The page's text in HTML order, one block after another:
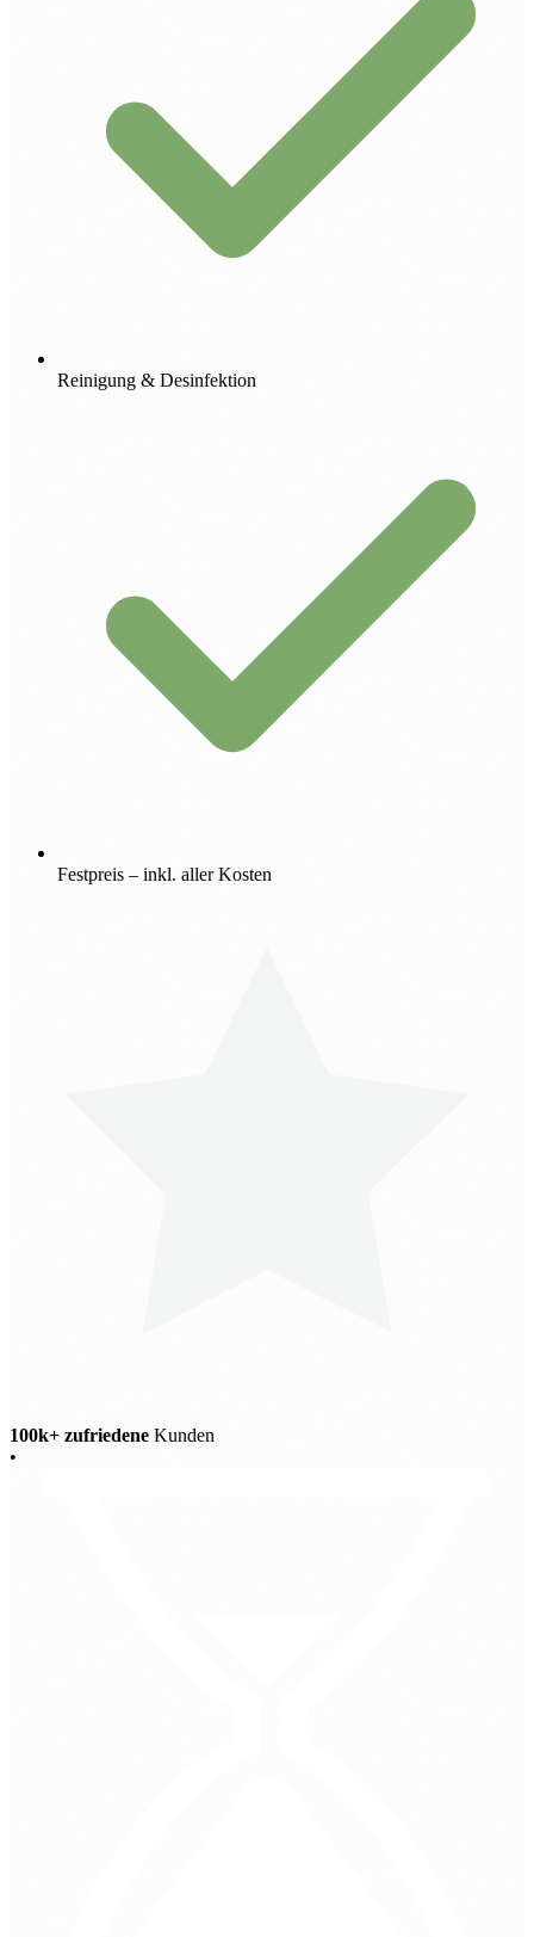
Reinigung & Desinfektion
Festpreis – inkl. aller Kosten
100k+ zufriedene Kunden
•